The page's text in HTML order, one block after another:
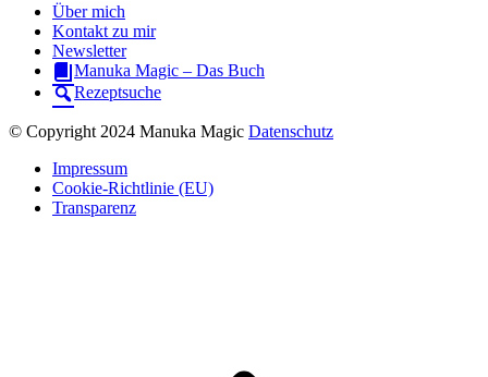
Über mich
Kontakt zu mir
Newsletter
Manuka Magic – Das Buch
Rezeptsuche
© Copyright 2024 Manuka Magic Datenschutz
Impressum
Cookie-Richtlinie (EU)
Transparenz